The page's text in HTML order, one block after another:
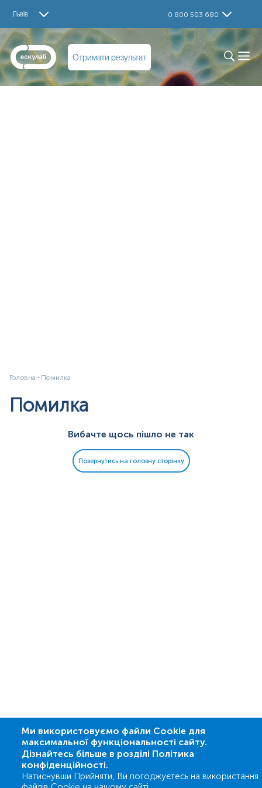
Львів 0 800 503 680
Отримати результат
Головна Помилка
Помилка
Вибачте щось пішло не так
Повернутись на головну сторінку
Ми використовуємо файли Cookie для
максимальної функціональності сайту.
Дізнайтесь більше в розділі Політика
конфіденційності.
Натиснувши Прийняти, Ви погоджуєтесь на використання